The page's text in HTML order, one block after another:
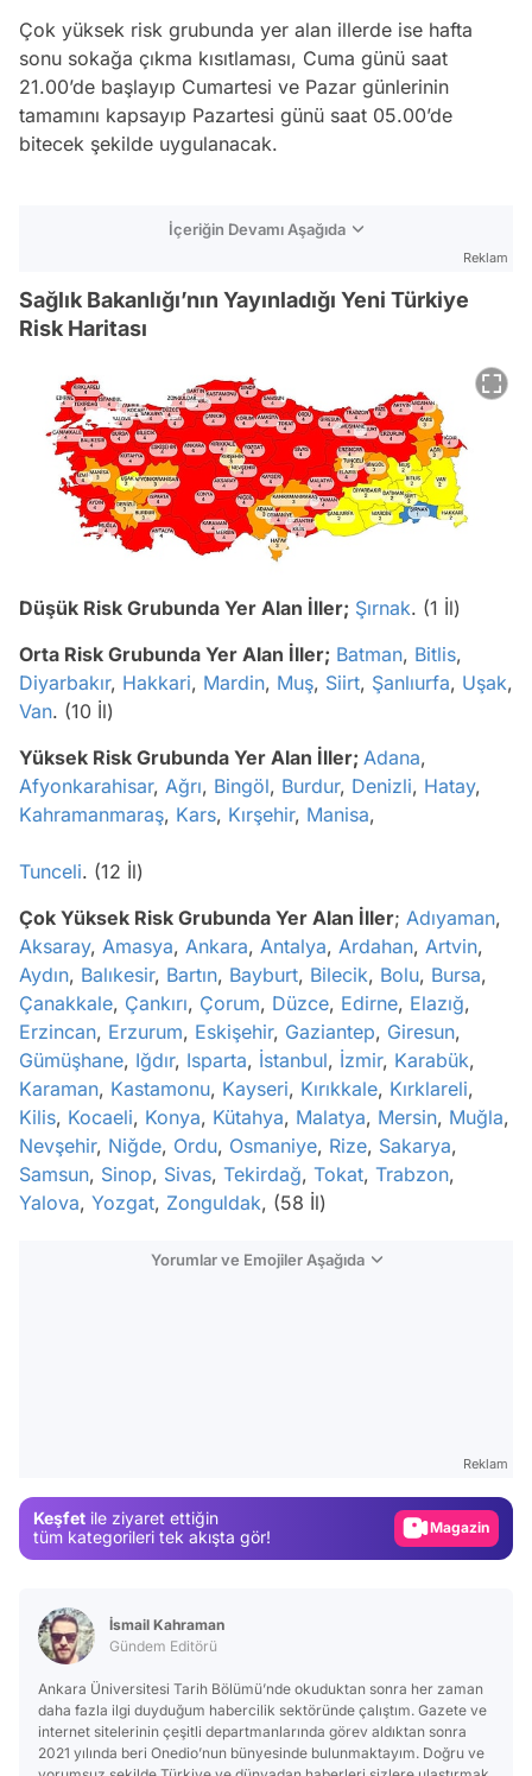
Çok yüksek risk grubunda yer alan illerde ise hafta
sonu sokağa çıkma kısıtlaması, Cuma günü saat
21.00’de başlayıp Cumartesi ve Pazar günlerinin
tamamını kapsayıp Pazartesi günü saat 05.00’de
bitecek şekilde uygulanacak.
İçeriğin Devamı Aşağıda
Reklam
Sağlık Bakanlığı’nın Yayınladığı Yeni Türkiye
Risk Haritası
Düşük Risk Grubunda Yer Alan İller; Şırnak. (1 İl)
Orta Risk Grubunda Yer Alan İller; Batman, Bitlis,
Diyarbakır, Hakkari, Mardin, Muş, Siirt, Şanlıurfa, Uşak,
Van. (10 İl)
Yüksek Risk Grubunda Yer Alan İller; Adana,
Afyonkarahisar, Ağrı, Bingöl, Burdur, Denizli, Hatay,
Kahramanmaraş, Kars, Kırşehir, Manisa,
Tunceli. (12 İl)
Çok Yüksek Risk Grubunda Yer Alan İller; Adıyaman,
Aksaray, Amasya, Ankara, Antalya, Ardahan, Artvin,
Aydın, Balıkesir, Bartın, Bayburt, Bilecik, Bolu, Bursa,
Çanakkale, Çankırı, Çorum, Düzce, Edirne, Elazığ,
Erzincan, Erzurum, Eskişehir, Gaziantep, Giresun,
Gümüşhane, Iğdır, Isparta, İstanbul, İzmir, Karabük,
Karaman, Kastamonu, Kayseri, Kırıkkale, Kırklareli,
Kilis, Kocaeli, Konya, Kütahya, Malatya, Mersin, Muğla,
Nevşehir, Niğde, Ordu, Osmaniye, Rize, Sakarya,
Samsun, Sinop, Sivas, Tekirdağ, Tokat, Trabzon,
Yalova, Yozgat, Zonguldak, (58 İl)
Yorumlar ve Emojiler Aşağıda
Reklam
Keşfet ile ziyaret ettiğin
tüm kategorileri tek akışta gör!
Magazin
İsmail Kahraman
Gündem Editörü
Ankara Üniversitesi Tarih Bölümü’nde okuduktan sonra her zaman
daha fazla ilgi duyduğum habercilik sektöründe çalıştım. Gazete ve
internet sitelerinin çeşitli departmanlarında görev aldıktan sonra
2021 yılında beri Onedio’nun bünyesinde bulunmaktayım. Doğru ve